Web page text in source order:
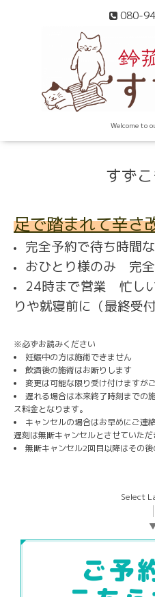
080-
Welcome to
すず
足で踏まれて辛さ
完全予約で待ち時間
おひとり様のみ 完
24時まで営業 忙し
りや就寝前に（最終受
※必ずお読みください
妊娠中の方は施術できません
飲酒後の施術はお断りします
変更は可能な限り受け付けますが
遅れる場合は本来終了時刻までの
ス料金となります。
キャンセルの場合はお早めにご連
遅刻は無断キャンセルとさせていただ
無断キャンセル2回目以降はその後
Select